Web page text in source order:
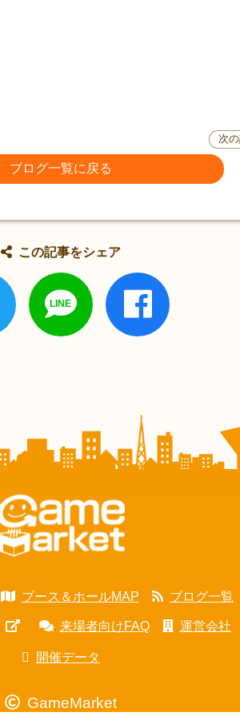
ブログ一覧に戻る
次
この記事をシェア
ブース＆ホールMAP ブログ一覧
来場者向けFAQ 運営会社
開催データ
GameMarket